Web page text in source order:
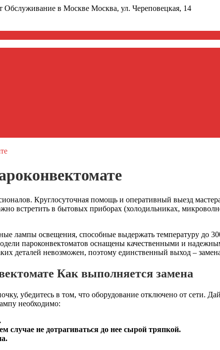
Обслуживание в Москве Москва, ул. Череповецкая, 14
Круглосуточная помощь и оперативный выезд
встретить в бытовых приборах (холодильниках,
лампы освещения, способные выдержать температуру до
пароконвектоматов оснащены качественными и
деталей невозможен, поэтому единственный выход –
Как выполняется замена
убедитесь в том, что оборудование отключено от сети.
необходимо:
случае не дотрагиваться до нее сырой тряпкой.